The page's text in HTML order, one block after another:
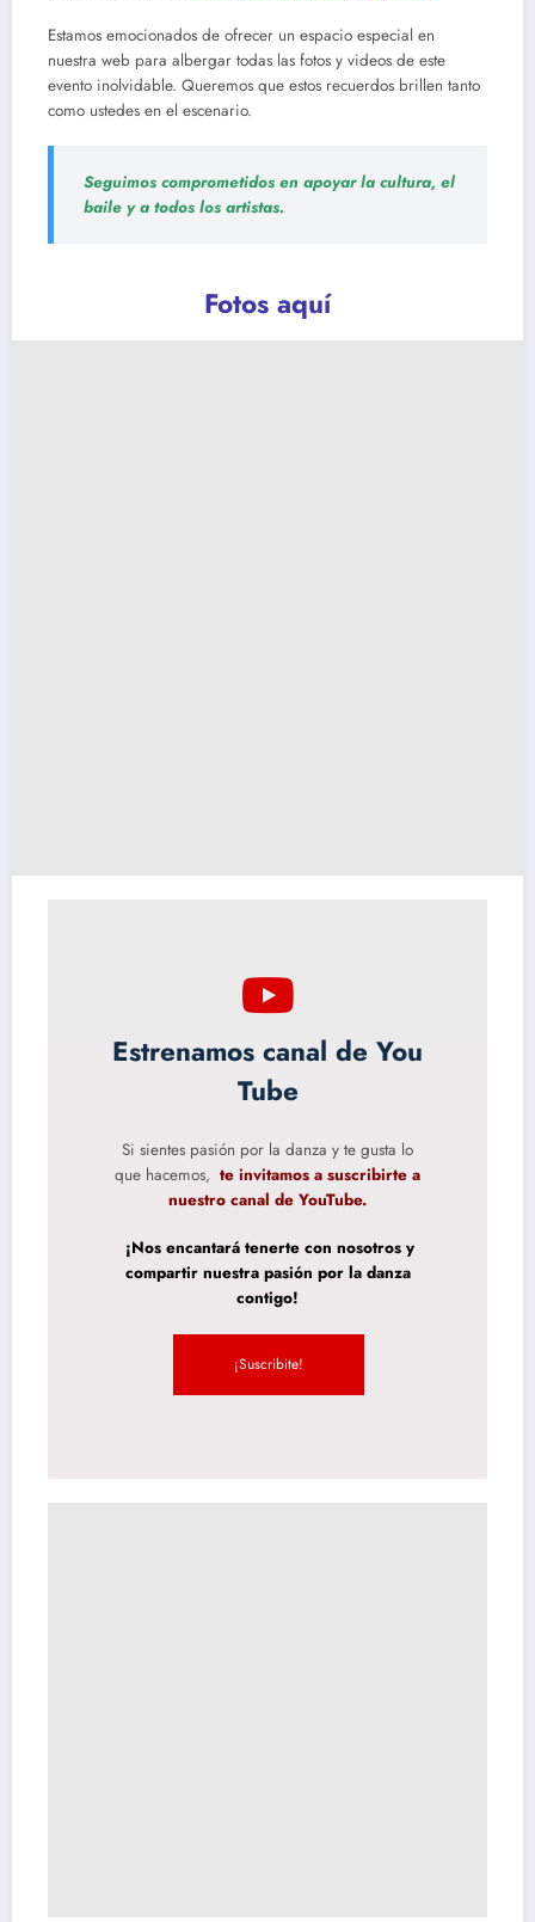
Estamos emocionados de ofrecer un espacio especial en
nuestra web para albergar todas las fotos y videos de este
evento inolvidable. Queremos que estos recuerdos brillen tanto
como ustedes en el escenario.
Seguimos comprometidos en apoyar la cultura, el
baile y a todos los artistas.
Fotos aquí
Estrenamos canal de You
Tube
Si sientes pasión por la danza y te gusta lo
que hacemos, te invitamos a suscribirte a
nuestro canal de YouTube.
¡Nos encantará tenerte con nosotros y
compartir nuestra pasión por la danza
contigo!
¡Suscribite!